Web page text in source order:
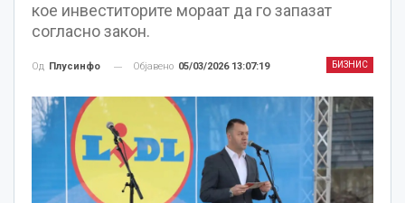
кое инвеститорите мораат да го запазат
согласно закон.
БИЗНИС
Од Плусинфо Објавено 05/03/2026 13:07:19